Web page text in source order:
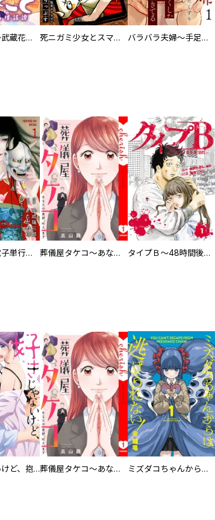
かのとこと～武蔵花町怪話譚～ 【連載版】 死ニガミ少女とスマホ神 バラバラ夫婦～手足をなくした夫はまだ生きてる
生贄の村【電子単行本版】 葬儀屋タケコ～あなたの最期、叶えます【電子単行本版】 タイプＢ～48時間後、致死率100％～【単話】
好きじゃないけど、抱いてください【電子単行本版／特典おまけ付き】 葬儀屋タケコ～あなたの最期、叶えます【電子単行本版】 ミズダコちゃんからは逃げられない！